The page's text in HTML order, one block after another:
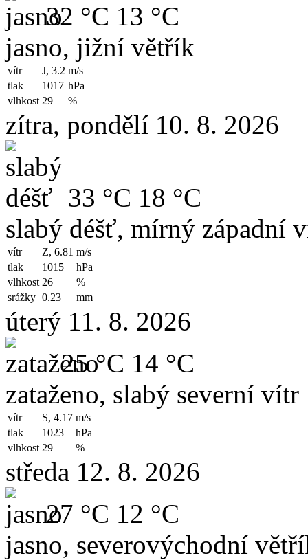
32 °C 13 °C
jasno, jižní větřík
vítr J, 3.2 m/s
tlak
1017 hPa
vlhkost 29 %
zítra, pondělí 10. 8. 2026
33 °C 18 °C
slabý déšť, mírný západní
vítr Z, 6.81 m/s
tlak
1015
hPa
vlhkost 26
%
srážky 0.23 mm
úterý 11. 8. 2026
25 °C 14 °C
zataženo, slabý severní vítr
vítr S, 4.17 m/s
tlak
1023
hPa
vlhkost 29 %
středa 12. 8. 2026
27 °C 12 °C
jasno, severovýchodní